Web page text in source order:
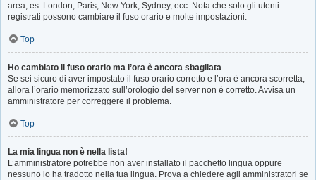
area, es. London, Paris, New York, Sydney, ecc. Nota che solo gli utenti
registrati possono cambiare il fuso orario e molte impostazioni.
Top
Ho cambiato il fuso orario ma l’ora è ancora sbagliata
Se sei sicuro di aver impostato il fuso orario corretto e l’ora è ancora scorretta,
allora l’orario memorizzato sull’orologio del server non è corretto. Avvisa un
amministratore per correggere il problema.
Top
La mia lingua non è nella lista!
L’amministratore potrebbe non aver installato il pacchetto lingua oppure
nessuno lo ha tradotto nella tua lingua. Prova a chiedere agli amministratori se